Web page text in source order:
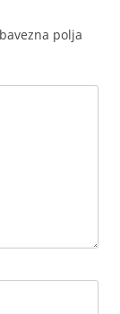
polja